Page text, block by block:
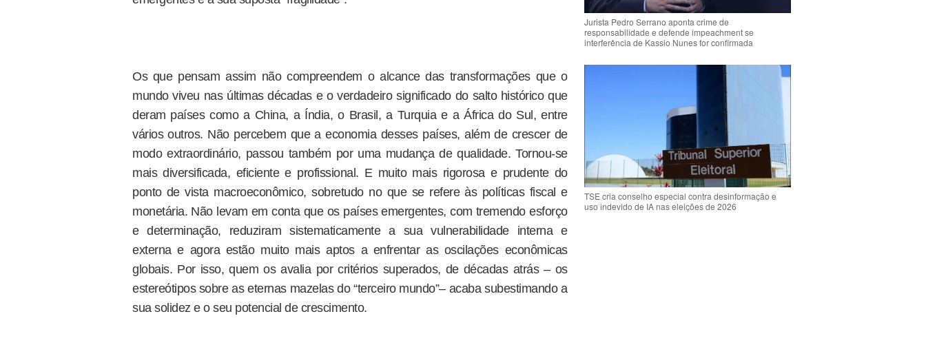
Os que pensam assim não compreendem o alcance das transformações que o
mundo viveu nas últimas décadas e o verdadeiro significado do salto histórico que
deram países como a China, a Índia, o Brasil, a Turquia e a África do Sul, entre
vários outros. Não percebem que a economia desses países, além de crescer de
modo extraordinário, passou também por uma mudança de qualidade. Tornou-se
mais diversificada, eficiente e profissional. E muito mais rigorosa e prudente do
ponto de vista macroeconômico, sobretudo no que se refere às políticas fiscal e
monetária. Não levam em conta que os países emergentes, com tremendo esforço
e determinação, reduziram sistematicamente a sua vulnerabilidade interna e
externa e agora estão muito mais aptos a enfrentar as oscilações econômicas
globais. Por isso, quem os avalia por critérios superados, de décadas atrás – os
estereótipos sobre as eternas mazelas do “terceiro mundo”– acaba subestimando a
sua solidez e o seu potencial de crescimento.
Jurista Pedro Serrano aponta crime de
responsabilidade e defende impeachment se
interferência de Kassio Nunes for confirmada
TSE cria conselho especial contra desinformação e
uso indevido de IA nas eleições de 2026